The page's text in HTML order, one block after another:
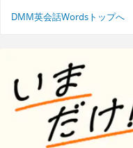
DMM英会話Wordsトップへ